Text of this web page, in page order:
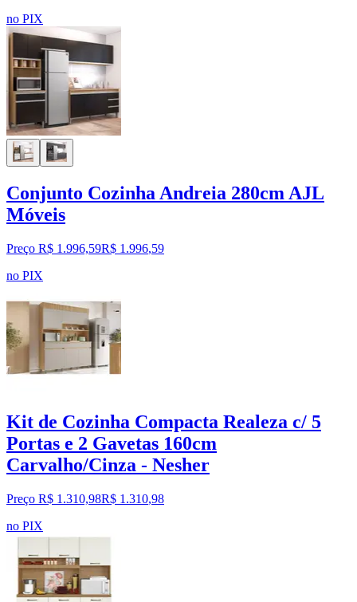
no PIX
Conjunto Cozinha Andreia 280cm AJL
Móveis
Preço R$ 1.996,59R$ 1.996,59
no PIX
Kit de Cozinha Compacta Realeza c/ 5
Portas e 2 Gavetas 160cm
Carvalho/Cinza - Nesher
Preço R$ 1.310,98R$ 1.310,98
no PIX